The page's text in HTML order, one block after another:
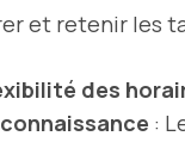
et retenir les
des
: